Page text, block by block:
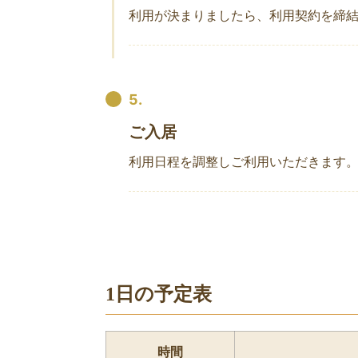
利用が決まりましたら、利用契約を締
5.
ご入居
利用日程を調整しご利用いただきます。
1日の予定表
時間